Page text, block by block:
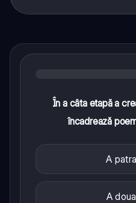
În a câta etapă a
încadrează
A
A